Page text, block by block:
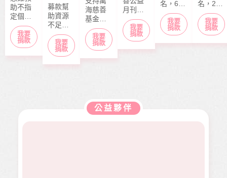
助不指
定個案
捐款，
募款所
得幫助
我要
捐款
募款幫
助資源
不足的
中小型
社福單
位，協
我要
捐款
海慈善
基金會
長期性
服務方
案推
務工
作，如
我要
捐款
月刊
「停泊
棧」於
每月10
靈、健
康、人
我要
捐款
名，6
歲），
本該快
快樂樂
我要
捐款
名，20
歲）今
年6月底
剛從商
我要
捐款
公益夥伴